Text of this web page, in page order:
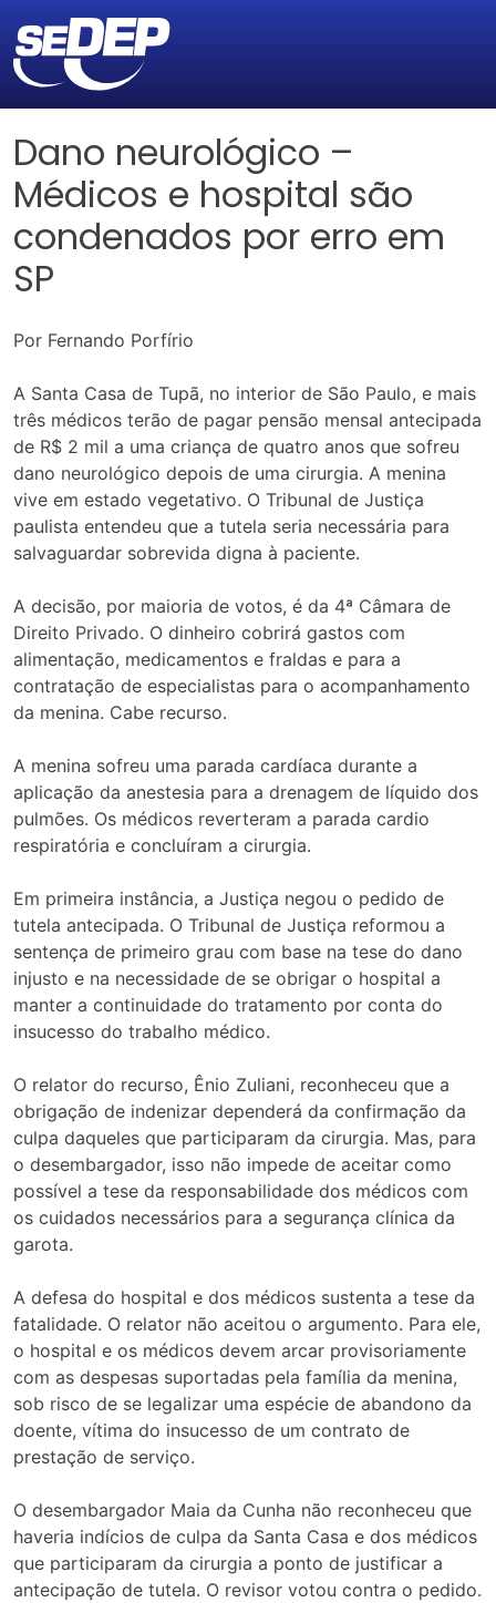
Dano neurológico –
Médicos e hospital são
condenados por erro em
SP
Por Fernando Porfírio
A Santa Casa de Tupã, no interior de São Paulo, e mais
três médicos terão de pagar pensão mensal antecipada
de R$ 2 mil a uma criança de quatro anos que sofreu
dano neurológico depois de uma cirurgia. A menina
vive em estado vegetativo. O Tribunal de Justiça
paulista entendeu que a tutela seria necessária para
salvaguardar sobrevida digna à paciente.
A decisão, por maioria de votos, é da 4ª Câmara de
Direito Privado. O dinheiro cobrirá gastos com
alimentação, medicamentos e fraldas e para a
contratação de especialistas para o acompanhamento
da menina. Cabe recurso.
A menina sofreu uma parada cardíaca durante a
aplicação da anestesia para a drenagem de líquido dos
pulmões. Os médicos reverteram a parada cardio
respiratória e concluíram a cirurgia.
Em primeira instância, a Justiça negou o pedido de
tutela antecipada. O Tribunal de Justiça reformou a
sentença de primeiro grau com base na tese do dano
injusto e na necessidade de se obrigar o hospital a
manter a continuidade do tratamento por conta do
insucesso do trabalho médico.
O relator do recurso, Ênio Zuliani, reconheceu que a
obrigação de indenizar dependerá da confirmação da
culpa daqueles que participaram da cirurgia. Mas, para
o desembargador, isso não impede de aceitar como
possível a tese da responsabilidade dos médicos com
os cuidados necessários para a segurança clínica da
garota.
A defesa do hospital e dos médicos sustenta a tese da
fatalidade. O relator não aceitou o argumento. Para ele,
o hospital e os médicos devem arcar provisoriamente
com as despesas suportadas pela família da menina,
sob risco de se legalizar uma espécie de abandono da
doente, vítima do insucesso de um contrato de
prestação de serviço.
O desembargador Maia da Cunha não reconheceu que
haveria indícios de culpa da Santa Casa e dos médicos
que participaram da cirurgia a ponto de justificar a
antecipação de tutela. O revisor votou contra o pedido.